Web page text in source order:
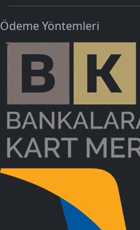
Ödeme Yöntemleri